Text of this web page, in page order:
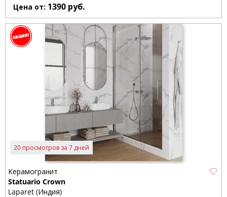
Цена от: 1390 руб.
20 просмотров за 7 дней
Керамогранит
Statuario Crown
Laparet (Индия)